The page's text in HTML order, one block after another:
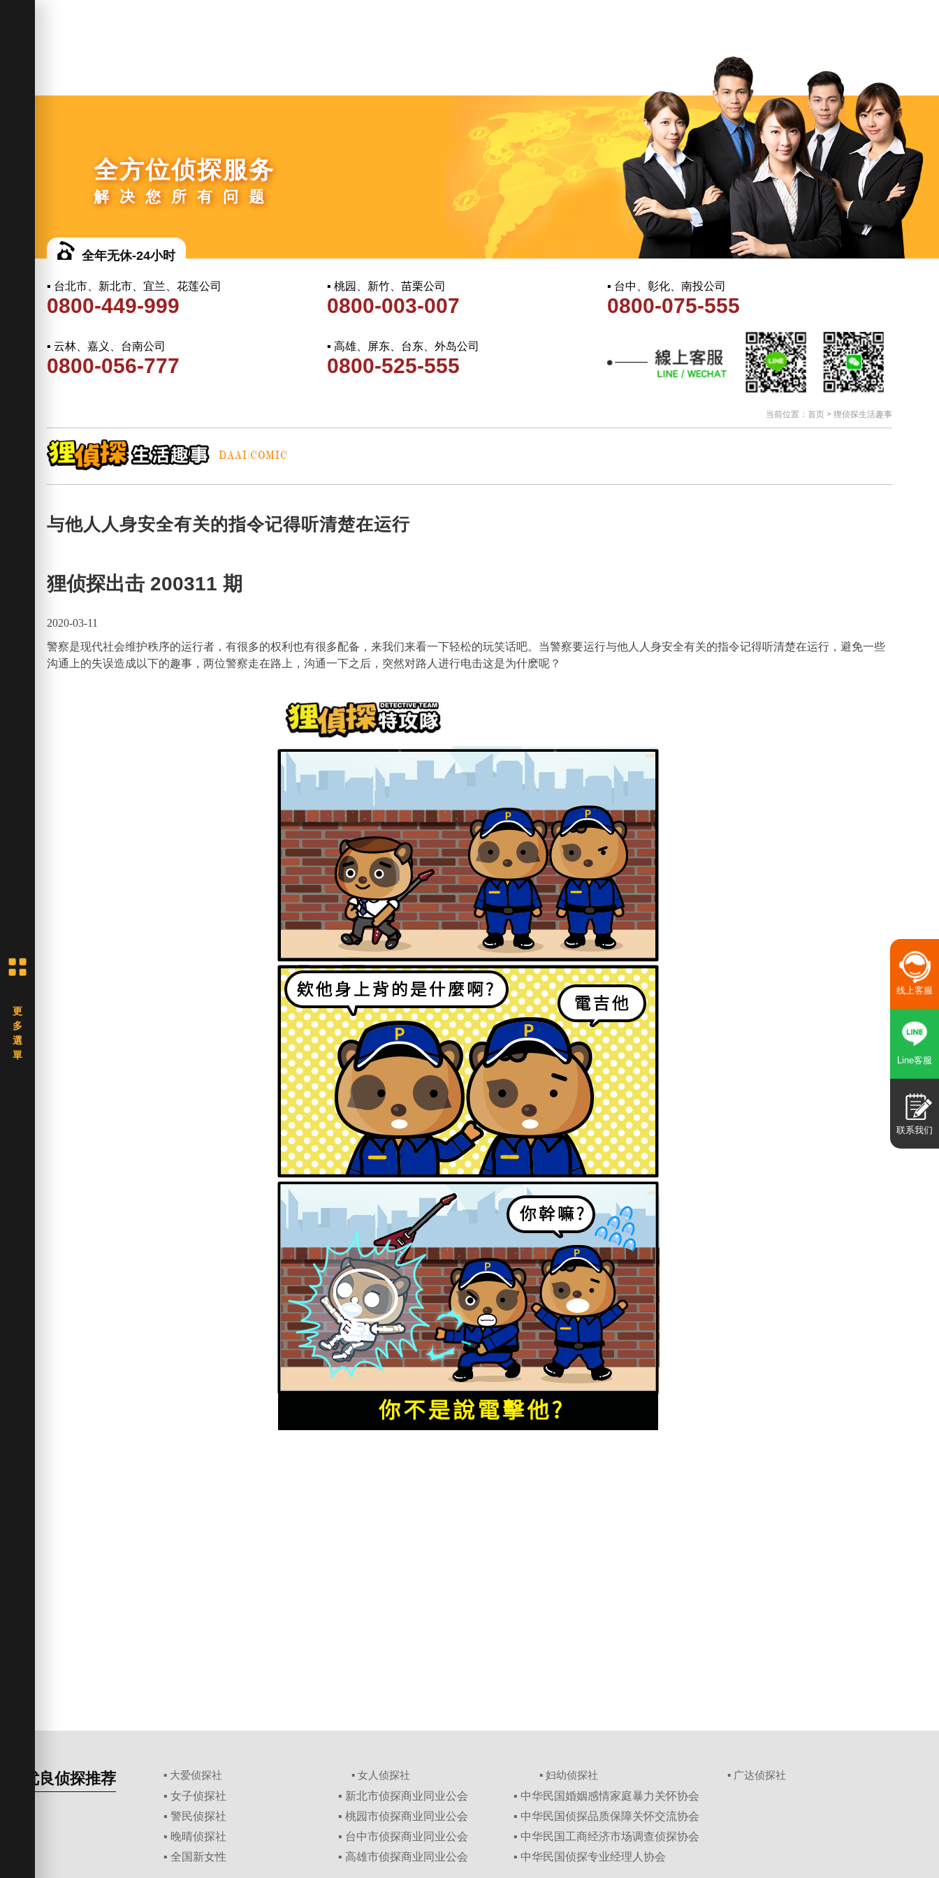
当前位置： 首页> 狸侦探生活趣事
全方位侦探服务
解决您所有问题
全年无休-24小时
▪ 台北市、新北市、宜兰、花莲公司
0800-449-999
▪ 桃园、新竹、苗栗公司
0800-003-007
▪ 台中、彰化、南投公司
0800-075-555
▪ 云林、嘉义、台南公司
0800-056-777
▪ 高雄、屏东、台东、外岛公司
0800-525-555
与他人人身安全有关的指令记得听清楚在运行
狸侦探出击 200311 期
2020-03-11
警察是现代社会维护秩序的运行者，有很多的权利也有很多配备，来我们来看一下轻松的玩笑话吧。当警察要运行与他人人身安全有关的指令记得听清楚在运行，避免一些
沟通上的失误造成以下的趣事，两位警察走在路上，沟通一下之后，突然对路人进行电击这是为什麽呢？
优良侦探推荐 ▪ 大爱侦探社 ▪ 女人侦探社 ▪ 妇幼侦探社 ▪ 广达侦探社
▪ 女子侦探社
▪ 警民侦探社
▪ 晚晴侦探社
▪ 全国新女性
▪ 新北市侦探商业同业公会
▪ 桃园市侦探商业同业公会
▪ 台中市侦探商业同业公会
▪ 高雄市侦探商业同业公会
▪ 中华民国婚姻感情家庭暴力关怀协会
▪ 中华民国侦探品质保障关怀交流协会
▪ 中华民国工商经济市场调查侦探协会
▪ 中华民国侦探专业经理人协会
线上客服
Line客服
联系我们